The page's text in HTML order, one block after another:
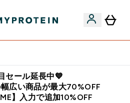
セール延長中💙
広い商品が最大70%OFF
】入力で追加10%OFF